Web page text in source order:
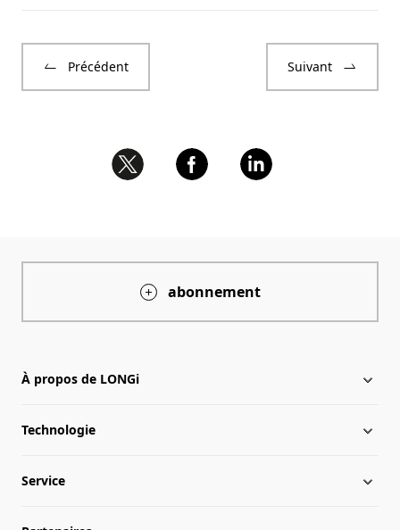
Précédent Suivant
abonnement
À propos de LONGi
À propos de LONGi
Chronologie
Technologie
Infos du secteur
Service